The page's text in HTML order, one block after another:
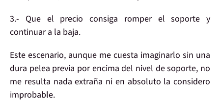
3.- Que el precio consiga romper el soporte y
continuar a la baja.
Este escenario, aunque me cuesta imaginarlo sin una
dura pelea previa por encima del nivel de soporte, no
me resulta nada extraña ni en absoluto la considero
improbable.